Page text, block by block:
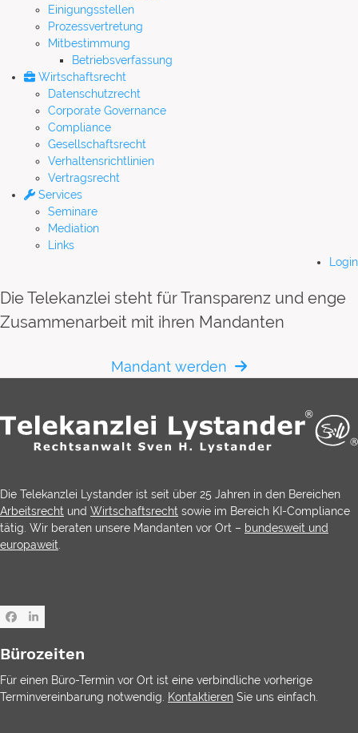
Einigungsstellen
Prozessvertretung
Mitbestimmung
Betriebsverfassung
Wirtschaftsrecht
Datenschutzrecht
Corporate Governance
Compliance
Gesellschaftsrecht
Verhaltensrichtlinien
Vertragsrecht
Services
Seminare
Mediation
Links
Login
Die Telekanzlei steht für Transparenz und enge
Zusammenarbeit mit ihren Mandanten
Mandant werden
Die Telekanzlei Lystander ist seit über 25 Jahren in den Bereichen
Arbeitsrecht und Wirtschaftsrecht sowie im Bereich KI-Compliance
tätig. Wir beraten unsere Mandanten vor Ort – bundesweit und
europaweit
Facebook
LinkedIn
Bürozeiten
Für einen Büro-Termin vor Ort ist eine verbindliche vorherige
Terminvereinbarung notwendig.
Kontaktieren Sie uns einfach.